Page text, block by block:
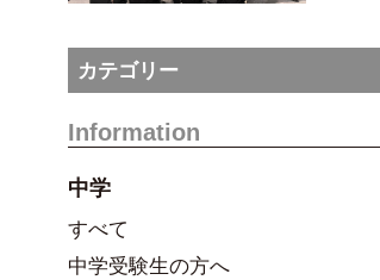
カテゴリー
Information
中学
すべて
中学受験生の方へ